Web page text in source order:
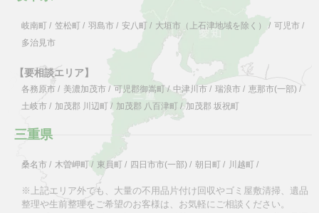
岐南町 / 笠松町 / 羽島市 / 安八町 / 大垣市（上石津地域を除く） / 可児市 /
多治見市
【要相談エリア】
各務原市 / 美濃加茂市 / 可児郡御嵩町/ 中津川市 / 瑞浪市 / 恵那市(一部) /
土岐市 / 加茂郡 川辺町 / 加茂郡 八百津町 / 加茂郡 坂祝町
三重県
桑名市 / 木曽岬町/ 東員町 / 四日市市(一部) / 朝日町 / 川越町 /
※上記エリア外でも、大量の不用品片付け回収やゴミ屋敷清掃、遺品
整理や生前整理をご希望のお客様は、お気軽にご相談ください。